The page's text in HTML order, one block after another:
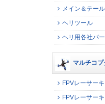
メイン＆テー
ヘリツール
ヘリ用各社パ
マルチコ
FPVレーサーキ
FPVレーサー